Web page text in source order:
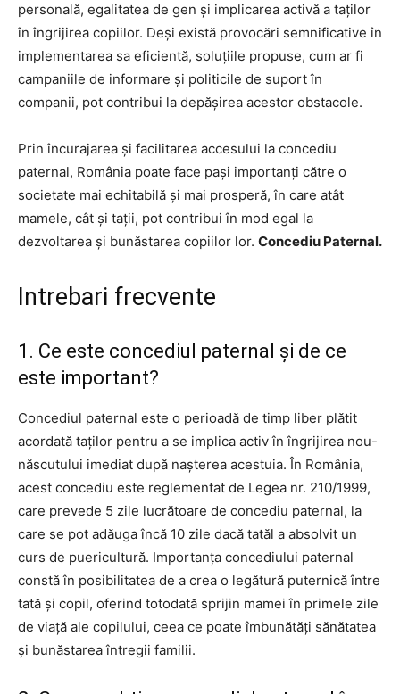
personală, egalitatea de gen și implicarea activă a taților
în îngrijirea copiilor. Deși există provocări semnificative în
implementarea sa eficientă, soluțiile propuse, cum ar fi
campaniile de informare și politicile de suport în
companii, pot contribui la depășirea acestor obstacole.
Prin încurajarea și facilitarea accesului la concediu
paternal, România poate face pași importanți către o
societate mai echitabilă și mai prosperă, în care atât
mamele, cât și tații, pot contribui în mod egal la
dezvoltarea și bunăstarea copiilor lor. Concediu Paternal.
Intrebari frecvente
1. Ce este concediul paternal și de ce
este important?
Concediul paternal este o perioadă de timp liber plătit
acordată taților pentru a se implica activ în îngrijirea nou-
născutului imediat după nașterea acestuia. În România,
acest concediu este reglementat de Legea nr. 210/1999,
care prevede 5 zile lucrătoare de concediu paternal, la
care se pot adăuga încă 10 zile dacă tatăl a absolvit un
curs de puericultură. Importanța concediului paternal
constă în posibilitatea de a crea o legătură puternică între
tată și copil, oferind totodată sprijin mamei în primele zile
de viață ale copilului, ceea ce poate îmbunătăți sănătatea
și bunăstarea întregii familii.